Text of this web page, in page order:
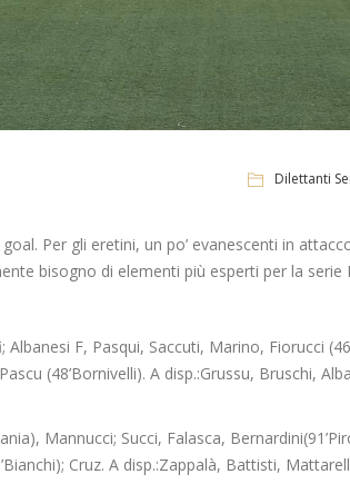
Dilettanti
Per gli eretini, un po’ evanescenti in
bisogno di elementi più esperti per la serie
; Albanesi F, Pasqui, Saccuti, Marino, Fiorucci
Pascu (48’Bornivelli). A disp.:Grussu, Bruschi,
), Mannucci; Succi, Falasca, Bernardini(91’
Cruz. A disp.:Zappalà, Battisti,